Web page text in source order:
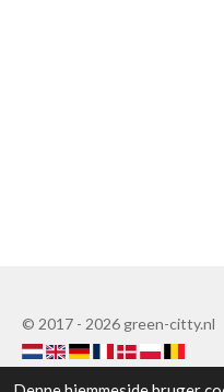
© 2017 - 2026 green-citty.nl